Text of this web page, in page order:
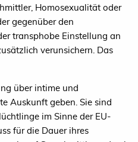
Homosexualität oder
gegenüber den
transphobe Einstellung an
verunsichern. Das
über intime und
Auskunft geben. Sie sind
im Sinne der EU-
für die Dauer ihres